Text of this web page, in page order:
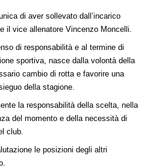
di aver sollevato dall’incarico
il vice allenatore Vincenzo Moncelli.
di responsabilità e al termine di
sportiva, nasce dalla volontà della
cambio di rotta e favorire una
della stagione.
la responsabilità della scelta, nella
del momento e della necessità di
club.
le posizioni degli altri